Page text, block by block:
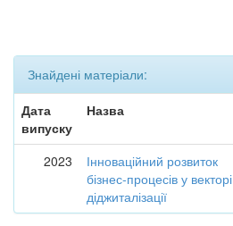
Знайдені матеріали:
Дата
випуску
Назва
2023
Інноваційний розвиток
бізнес-процесів у векторі
діджиталізації